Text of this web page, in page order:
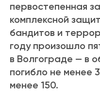
первостепенная
комплексной
бандитов и
году произошло
в Волгограде — в
погибло не менее
менее 150.